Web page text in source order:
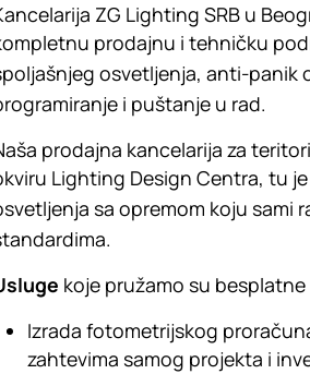
ZG Lighting SRB u
prodajnu i tehničku
osvetljenja, anti-panik
i puštanje u rad.
prodajna kancelarija za
Lighting Design Centra, tu
sa opremom koju sami
koje pružamo su
Izrada fotometrijskog
zahtevima samog projekta i